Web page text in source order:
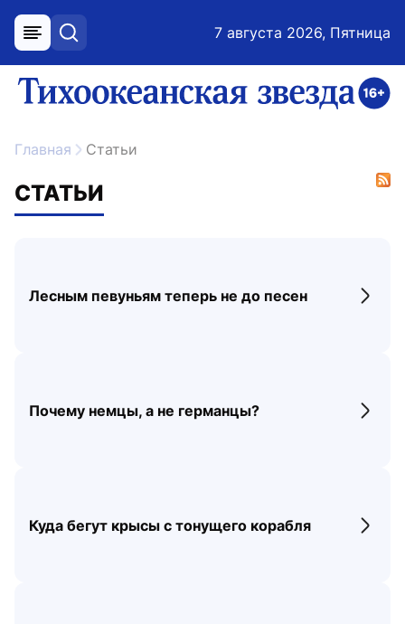
меню поиск 7 августа 2026, Пятница
ссылка на главную
Главная Статьи
СТАТЬИ
Лесным певуньям теперь не до песен
Почему немцы, а не германцы?
Куда бегут крысы с тонущего корабля